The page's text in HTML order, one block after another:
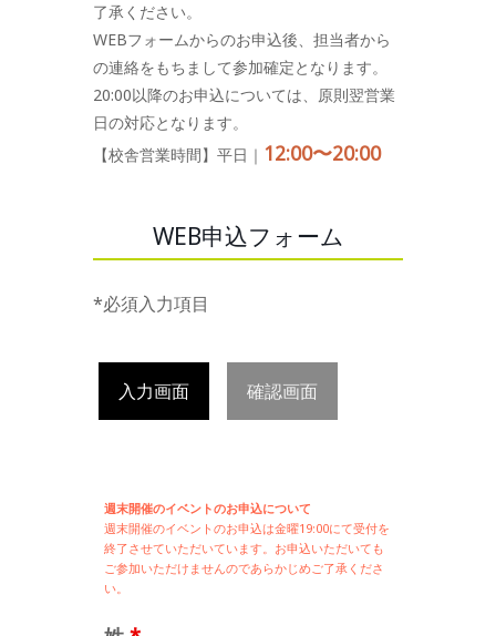
了承ください。
WEBフォームからのお申込後、担当者から
の連絡をもちまして参加確定となります。
20:00以降のお申込については、原則翌営業
日の対応となります。
【校舎営業時間】平日｜ 12:00〜20:00
WEB申込フォーム
*必須入力項目
入力画面 確認画面
週末開催のイベントのお申込について
週末開催のイベントのお申込は金曜19:00にて受付を
終了させていただいています。お申込いただいても
ご参加いただけませんのであらかじめご了承くださ
い。